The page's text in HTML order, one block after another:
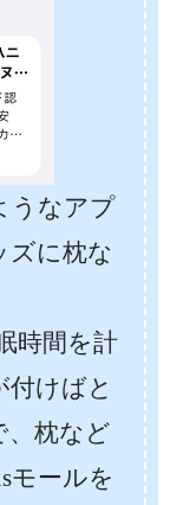
うなアプ
ズに枕な
時間を計
けばと
、枕など
モールを